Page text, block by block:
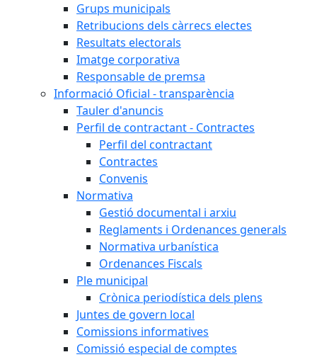
Grups municipals
Retribucions dels càrrecs electes
Resultats electorals
Imatge corporativa
Responsable de premsa
Informació Oficial - transparència
Tauler d'anuncis
Perfil de contractant - Contractes
Perfil del contractant
Contractes
Convenis
Normativa
Gestió documental i arxiu
Reglaments i Ordenances generals
Normativa urbanística
Ordenances Fiscals
Ple municipal
Crònica periodística dels plens
Juntes de govern local
Comissions informatives
Comissió especial de comptes